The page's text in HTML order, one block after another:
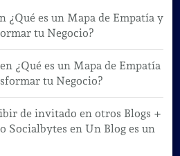
¿Qué es un Mapa de Empatía y
tu Negocio?
en ¿Qué es un Mapa de Empatía
tu Negocio?
de invitado en otros Blogs +
Socialbytes en Un Blog es un